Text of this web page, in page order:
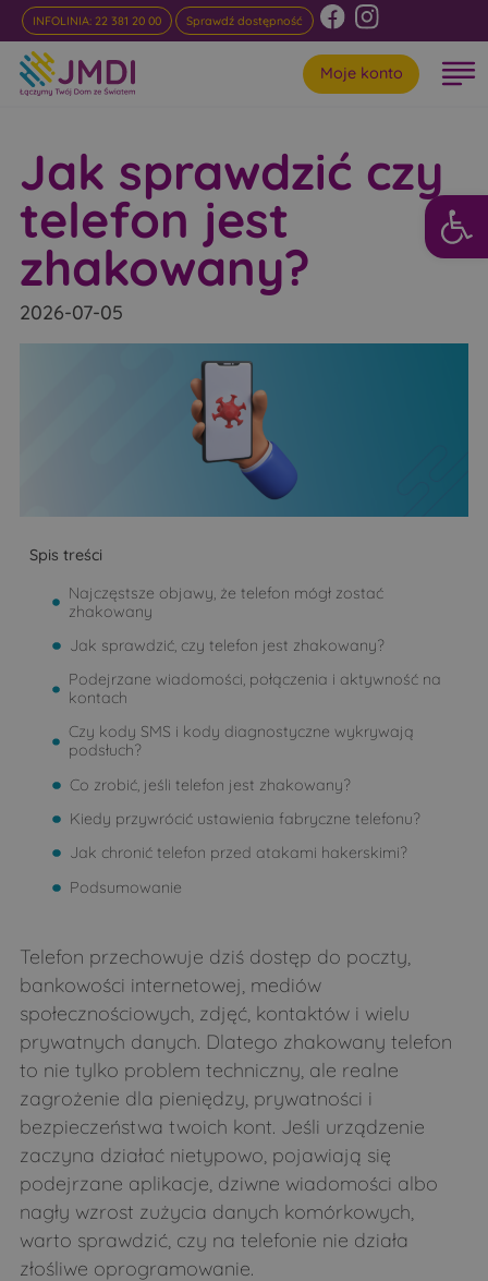
INFOLINIA: 22 381 20 00 Sprawdź dostępność
Moje konto
Jak sprawdzić czy
telefon jest
zhakowany?
2026-07-05
Spis treści
Najczęstsze objawy, że telefon mógł zostać
zhakowany
Jak sprawdzić, czy telefon jest zhakowany?
Podejrzane wiadomości, połączenia i aktywność na
kontach
Czy kody SMS i kody diagnostyczne wykrywają
podsłuch?
Co zrobić, jeśli telefon jest zhakowany?
Kiedy przywrócić ustawienia fabryczne telefonu?
Jak chronić telefon przed atakami hakerskimi?
Podsumowanie
Telefon przechowuje dziś dostęp do poczty,
bankowości internetowej, mediów
społecznościowych, zdjęć, kontaktów i wielu
prywatnych danych. Dlatego zhakowany telefon
to nie tylko problem techniczny, ale realne
zagrożenie dla pieniędzy, prywatności i
bezpieczeństwa twoich kont. Jeśli urządzenie
zaczyna działać nietypowo, pojawiają się
podejrzane aplikacje, dziwne wiadomości albo
nagły wzrost zużycia danych komórkowych,
warto sprawdzić, czy na telefonie nie działa
złośliwe oprogramowanie.